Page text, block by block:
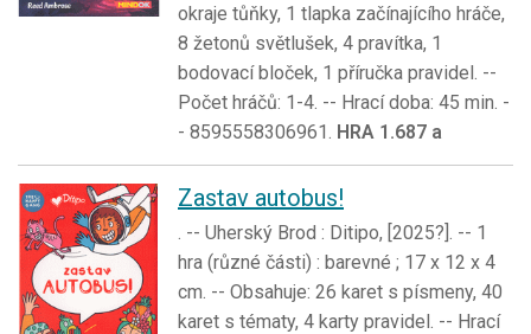
okraje tůňky, 1 tlapka začínajícího hráče,
8 žetonů světlušek, 4 pravítka, 1
bodovací bloček, 1 příručka pravidel. --
Počet hráčů: 1-4. -- Hrací doba: 45 min. -
- 8595558306961. HRA 1.687 a
Zastav autobus!
. -- Uherský Brod : Ditipo, [2025?]. -- 1
hra (různé části) : barevné ; 17 x 12 x 4
cm. -- Obsahuje: 26 karet s písmeny, 40
karet s tématy, 4 karty pravidel. -- Hrací